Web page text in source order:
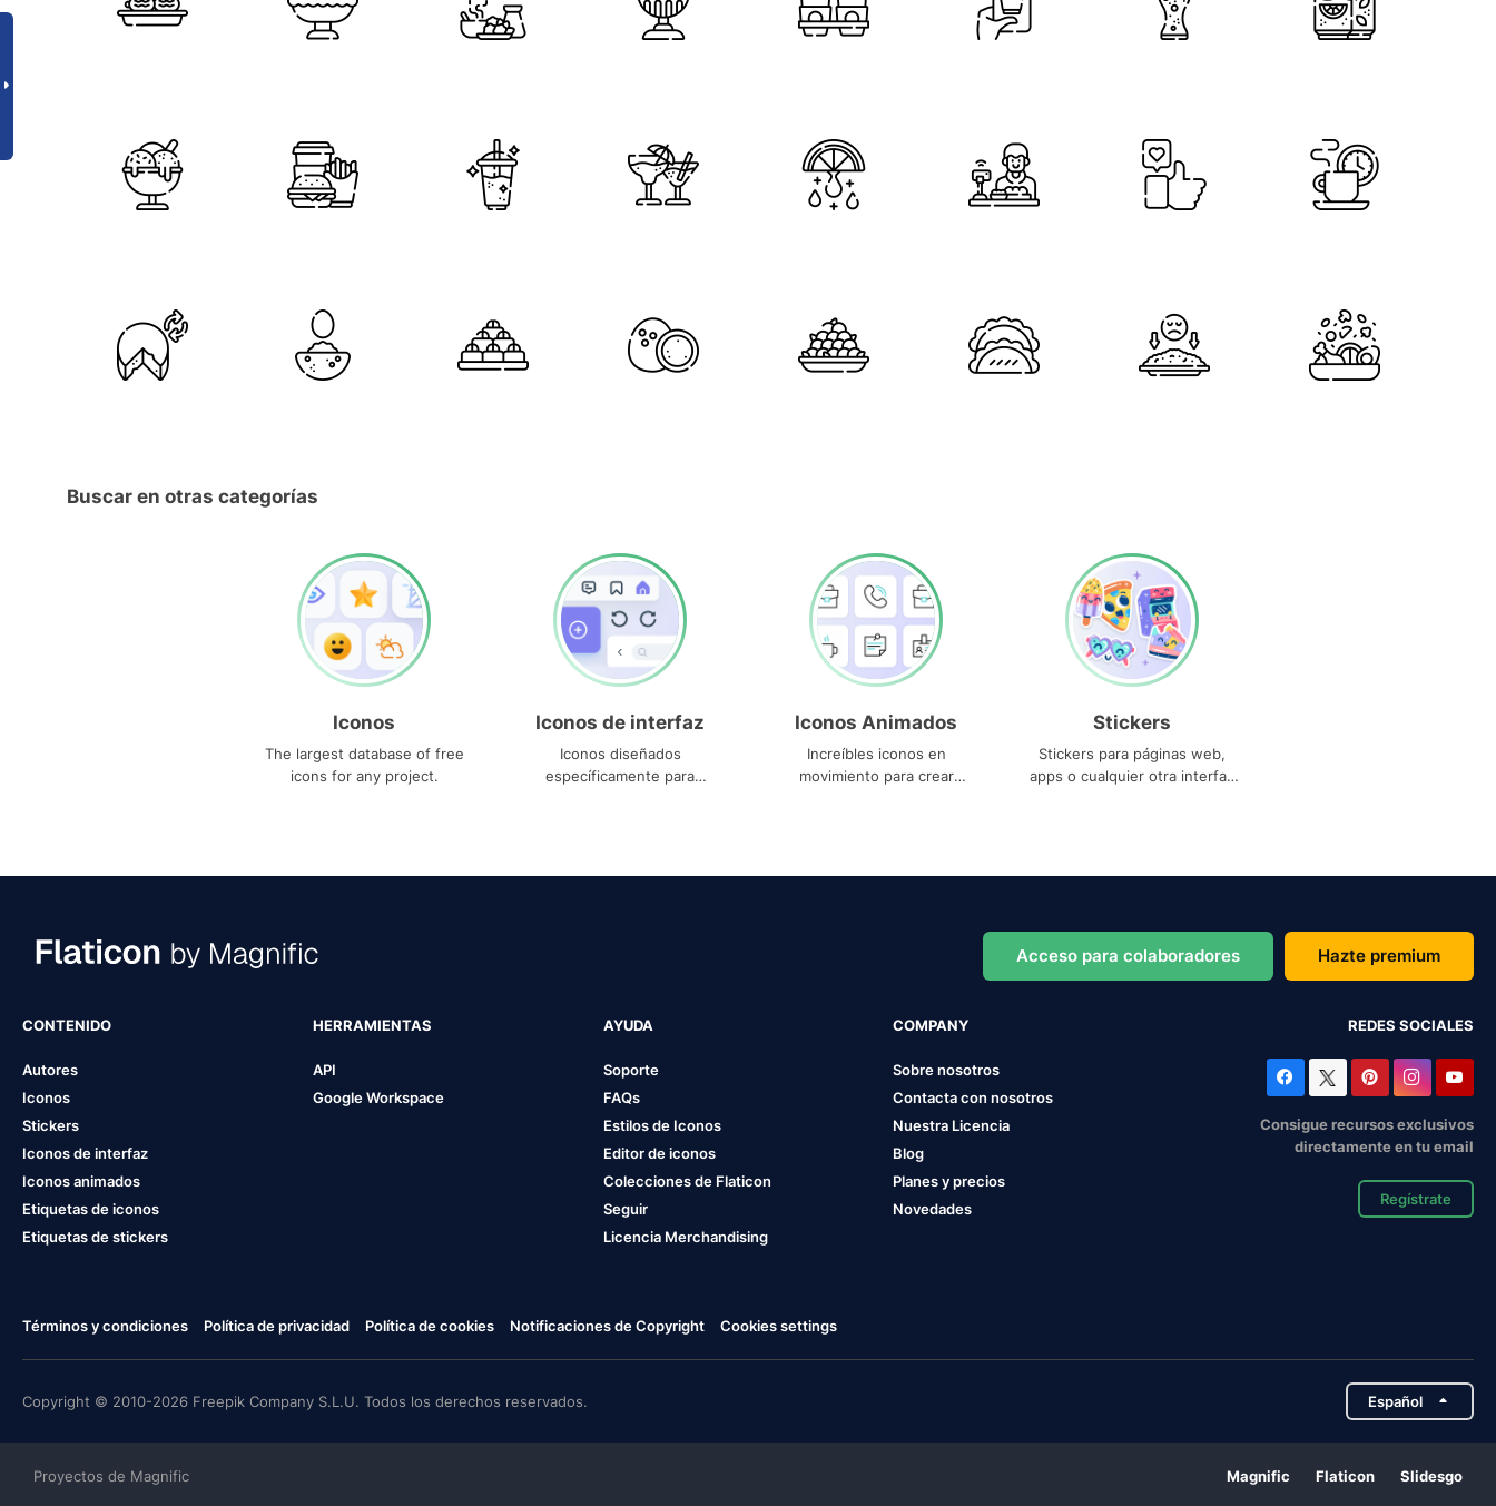
Buscar en otras categorías
Iconos
The largest database of free
icons for any project.
Iconos de interfaz
Iconos diseñados
específicamente para
Iconos Animados
Increíbles iconos en
movimiento para crear
Stickers
Stickers para páginas web,
apps o cualquier otra interfaz
Acceso para colaboradores Hazte premium
CONTENIDO
Autores
Iconos
Stickers
Iconos de interfaz
Iconos animados
Etiquetas de iconos
Etiquetas de stickers
HERRAMIENTAS
API
Google Workspace
AYUDA
Soporte
FAQs
Estilos de Iconos
Editor de iconos
Colecciones de Flaticon
Seguir
Licencia Merchandising
COMPANY
Sobre nosotros
Contacta con nosotros
Nuestra Licencia
Blog
Planes y precios
Novedades
REDES SOCIALES
Consigue recursos exclusivos
directamente en tu email
Regístrate
Términos y condiciones Política de privacidad Política de cookies Notificaciones de Copyright Cookies settings
Copyright © 2010-2026 Freepik Company S.L.U. Todos los derechos reservados. Español
Proyectos de Magnific Magnific Flaticon Slidesgo